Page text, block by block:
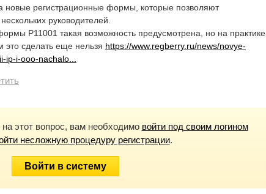
новые регистрационные формы, которые позволяют
руководителей.
Р11001 такая возможность предусмотрена, но на практике
это сделать еще нельзя https://www.regberry.ru/news/novye-
ip-i-ooo-nachalo...
этот вопрос, вам необходимо войти под своим логином
несложную процедуру регистрации.
Войти в систему